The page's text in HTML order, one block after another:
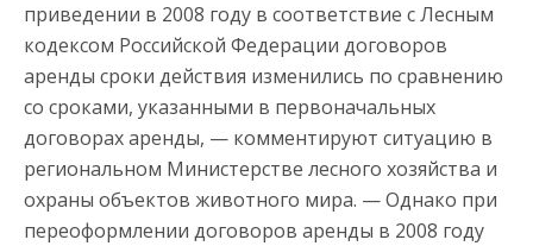
приведении в 2008 году в соответствие с Лесным
кодексом Российской Федерации договоров
аренды сроки действия изменились по сравнению
со сроками, указанными в первоначальных
договорах аренды, — комментируют ситуацию в
региональном Министерстве лесного хозяйства и
охраны объектов животного мира. — Однако при
переоформлении договоров аренды в 2008 году